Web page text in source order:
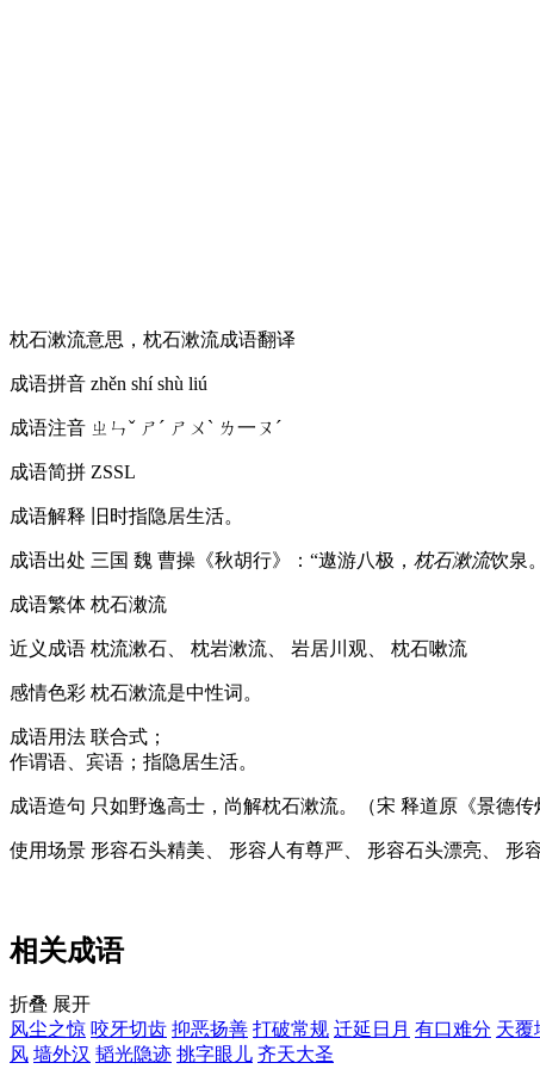
枕石漱流意思，枕石漱流成语翻译
成语拼音 zhěn shí shù liú
成语注音 ㄓㄣˇ ㄕˊ ㄕㄨˋ ㄌ一ㄡˊ
成语简拼 ZSSL
成语解释 旧时指隐居生活。
成语出处 三国 魏 曹操《秋胡行》：“遨游八极， 枕石漱流饮泉
成语繁体 枕石潄流
近义成语 枕流漱石、 枕岩漱流、 岩居川观、 枕石嗽流
感情色彩 枕石漱流是中性词。
成语用法 联合式；
作谓语、宾语；指隐居生活。
成语造句 只如野逸高士，尚解枕石漱流。（宋 释道原《景德传
使用场景 形容石头精美、 形容人有尊严、 形容石头漂亮、 形
相关成语
折叠 展开
风尘之惊 咬牙切齿 抑恶扬善 打破常规 迁延日月 有口难分 天覆
风 墙外汉 韬光隐迹 挑字眼儿 齐天大圣